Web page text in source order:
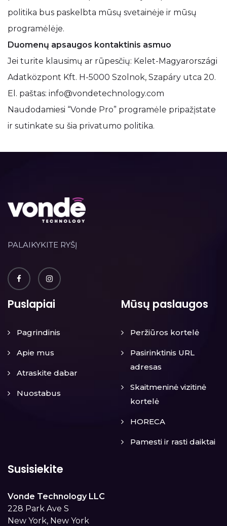
politika bus paskelbta mūsų svetainėje ir mūsų
programėlėje.
Duomenų apsaugos kontaktinis asmuo
Jei turite klausimų ar rūpesčių: Kelet-Magyarországi
Adatközpont Kft. H-5000 Szolnok, Szapáry utca 20.
El. paštas: info@vondetechnology.com
Naudodamiesi “Vonde Pro” programėle pripažįstate
ir sutinkate su šia privatumo politika.
PALAIKYKITE RYŠĮ
Puslapiai
Pagrindinis
Apie mus
Atraskite dabar
Nuostabus
Mūsų paslaugos
Peržiūros kortelė
Pasirinktinis URL
adresas
Skaitmeninė vizitinė
kortelė
HORECA
Pamesti ir rasti daiktai
Susisiekite
Vonde Technology LLC
228 Park Ave S
New York, New York